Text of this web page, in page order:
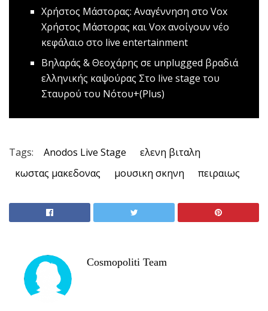
Χρήστος Μάστορας: Αναγέννηση στο Vox
Χρήστος Μάστορας και Vox ανοίγουν νέο
κεφάλαιο στο live entertainment
Βηλαράς & Θεοχάρης σε unplugged βραδιά
ελληνικής καψούρας Στο live stage του
Σταυρού του Νότου+(Plus)
Tags: Anodos Live Stage
ελενη βιταλη
κωστας μακεδονας
μουσικη σκηνη πειραιως
Cosmopoliti Team